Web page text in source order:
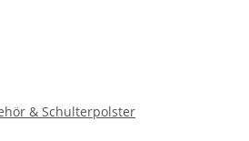
& Schulterpolster